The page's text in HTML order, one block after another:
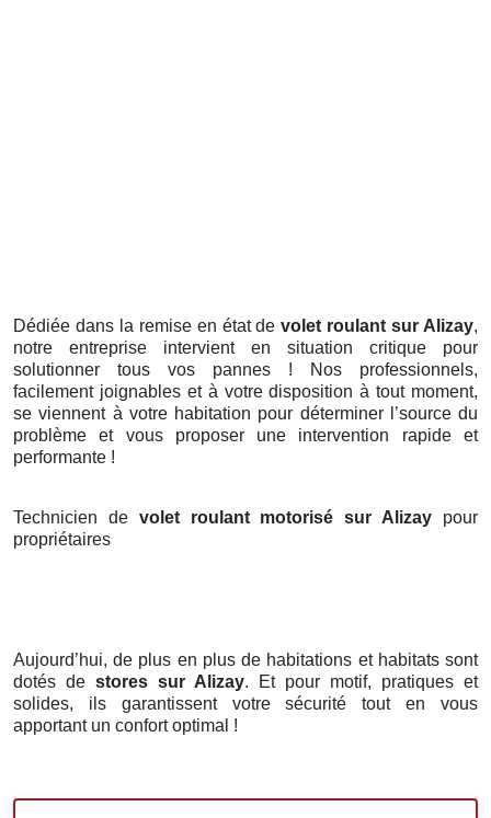
Dédiée dans la remise en état devolet roulant sur Alizay,
notre entreprise intervient en situation critique pour
solutionner tous vos pannes ! Nos professionnels,
facilement joignables et à votre disposition à tout moment,
se viennent à votre habitation pour déterminer l’source du
problème et vous proposer une intervention rapide et
performante !
Technicien de volet roulant motorisé sur Alizay pour
propriétaires
Aujourd’hui, de plus en plus de habitations et habitats sont
dotés de stores sur Alizay. Et pour motif, pratiques et
solides, ils garantissent votre sécurité tout en vous
apportant un confort optimal !